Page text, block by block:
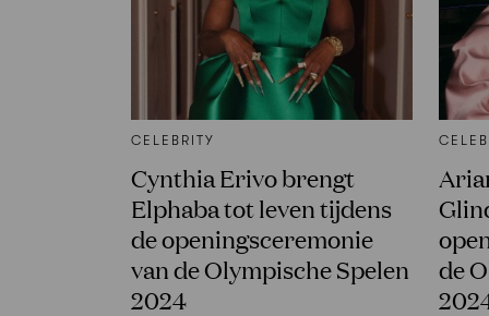
CELEBRITY
Cynthia Erivo brengt
Elphaba tot leven tijdens
de openingsceremonie
van de Olympische Spelen
2024
de